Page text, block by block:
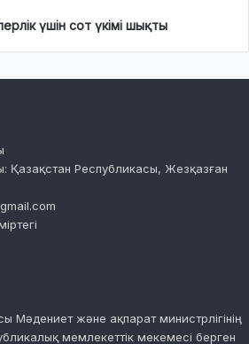
үшін сот үкімі шықты
Қазақстан Республикасы, Жезқазған
Мәдениет және ақпарат министрлігінің
мемлекеттік мекемесі берген